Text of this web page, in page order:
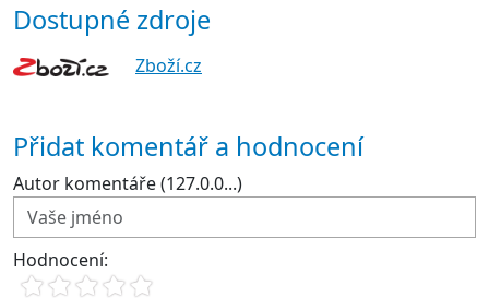
Dostupné zdroje
Zboží.cz
Přidat komentář a hodnocení
Autor komentáře (127.0.0...)
Hodnocení: